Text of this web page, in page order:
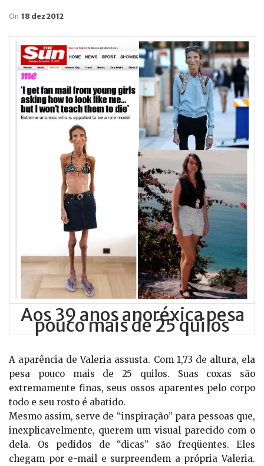
On 18 dez 2012
Aos 39 anos anoréxica pesa
pouco mais de 25 quilos
A aparência de Valeria assusta. Com 1,73 de altura, ela
pesa pouco mais de 25 quilos. Suas coxas são
extremamente finas, seus ossos aparentes pelo corpo
todo e seu rosto é abatido.
Mesmo assim, serve de “inspiração” para pessoas que,
inexplicavelmente, querem um visual parecido com o
dela. Os pedidos de “dicas” são freqüentes. Eles
chegam por e-mail e surpreendem a própria Valeria.